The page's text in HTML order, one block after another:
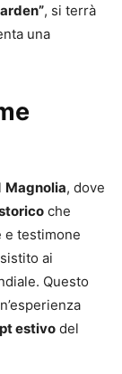
, si terrà
una
Magnolia, dove
che
e testimone
ai
Questo
estivo del